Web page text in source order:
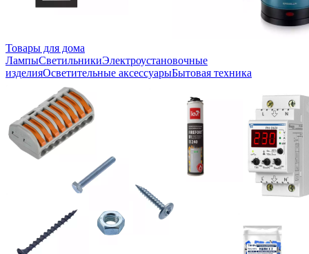
Товары для дома
ЛампыСветильникиЭлектроустановочные
изделияОсветительные аксессуарыБытовая техника